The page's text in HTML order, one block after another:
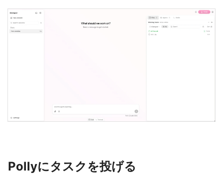
Pollyにタスクを投げる